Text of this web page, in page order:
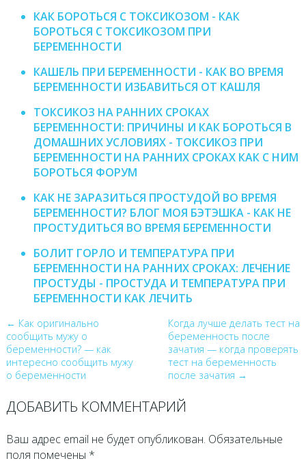
КАК БОРОТЬСЯ С ТОКСИКОЗОМ - КАК
БОРОТЬСЯ С ТОКСИКОЗОМ ПРИ
БЕРЕМЕННОСТИ
КАШЕЛЬ ПРИ БЕРЕМЕННОСТИ - КАК ВО ВРЕМЯ
БЕРЕМЕННОСТИ ИЗБАВИТЬСЯ ОТ КАШЛЯ
ТОКСИКОЗ НА РАННИХ СРОКАХ
БЕРЕМЕННОСТИ: ПРИЧИНЫ И КАК БОРОТЬСЯ В
ДОМАШНИХ УСЛОВИЯХ - ТОКСИКОЗ ПРИ
БЕРЕМЕННОСТИ НА РАННИХ СРОКАХ КАК С НИМ
БОРОТЬСЯ ФОРУМ
КАК НЕ ЗАРАЗИТЬСЯ ПРОСТУДОЙ ВО ВРЕМЯ
БЕРЕМЕННОСТИ? БЛОГ МОЯ БЭТЭШКА - КАК НЕ
ПРОСТУДИТЬСЯ ВО ВРЕМЯ БЕРЕМЕННОСТИ
БОЛИТ ГОРЛО И ТЕМПЕРАТУРА ПРИ
БЕРЕМЕННОСТИ НА РАННИХ СРОКАХ: ЛЕЧЕНИЕ
ПРОСТУДЫ - ПРОСТУДА И ТЕМПЕРАТУРА ПРИ
БЕРЕМЕННОСТИ КАК ЛЕЧИТЬ
← Как оригинально
сообщить мужу о
беременности? — как
интересно сообщить мужу
о беременности
Когда лучше делать тест на
беременность после
зачатия — когда проверять
тест на беременность
после зачатия →
ДОБАВИТЬ КОММЕНТАРИЙ
Ваш адрес email не будет опубликован. Обязательные
поля помечены *